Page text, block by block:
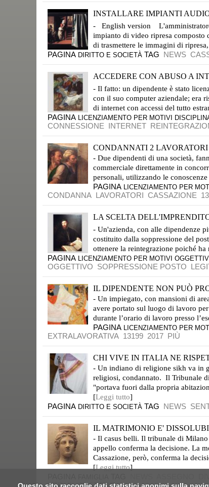
INSTALLARE IMPIANTI
- English version
impianto di video ripresa composto
di trasmettere le immagini di
PAGINA DIRITTO E SOCIETÀ TAG NEWS
ACCEDERE CON ABUSO A
- Il fatto: un dipendente è stato
con il suo computer aziendale; era
di internet con accessi del tutto
PAGINA LICENZIAMENTO PER MOTIVI
CONNESSIONE INTERNET
CONDANNATI 2
- Due dipendenti di una società,
commerciale direttamente in
personali, utilizzando le
PAGINA LICENZIAMENTO PER
CONDANNA LAVORATORI CASSAZIONE
LA SCELTA
- Un'azienda, con alle dipendenze
costituito dalla soppressione del
ottenere la reintegrazione poiché
PAGINA LICENZIAMENTO PER MOTIVI OGGETTIVI
OGGETTIVO SOPPRESSIONE POSTO
IL DIPENDENTE NON PUÒ
- Un impiegato, con mansioni di
avere portato sul luogo di lavoro
durante l’orario di lavoro presso
PAGINA LICENZIAMENTO PER
EXTRALAVORATIVA 13199 2017 PIÙ
CHI VIVE IN ITALIA NE
- Un indiano di religione sikh va in
religiosi, condannato. Il Tribunale
"portava fuori dalla propria
[Leggi tutto]
PAGINA DIRITTO E SOCIETÀ TAG NEWS
IL MATRIMONIO E'
- Il casus belli. Il tribunale di
appello conferma la decisione. La
Cassazione, però, conferma la
[Leggi tutto]
PER IL CUSTODE